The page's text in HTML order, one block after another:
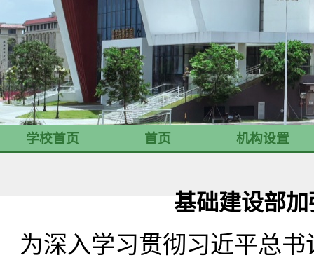
学校首页 首页 机构设置
基础建设部
为深入学习贯彻习近平总